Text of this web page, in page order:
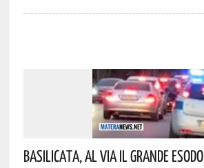
Basilicata, Al Via Il Grande